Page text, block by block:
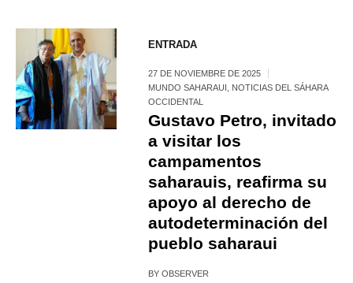
ENTRADA
27 DE NOVIEMBRE DE 2025
MUNDO SAHARAUI
NOTICIAS DEL SÁHARA
OCCIDENTAL
Gustavo Petro, invitado
a visitar los
campamentos
saharauis, reafirma su
apoyo al derecho de
autodeterminación del
pueblo saharaui
BYOBSERVER